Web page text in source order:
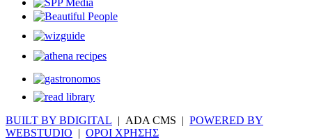
BUILT BY BDIGITAL | ADA CMS | POWERED BY
WEBSTUDIO | ΟΡΟΙ ΧΡΗΣΗΣ